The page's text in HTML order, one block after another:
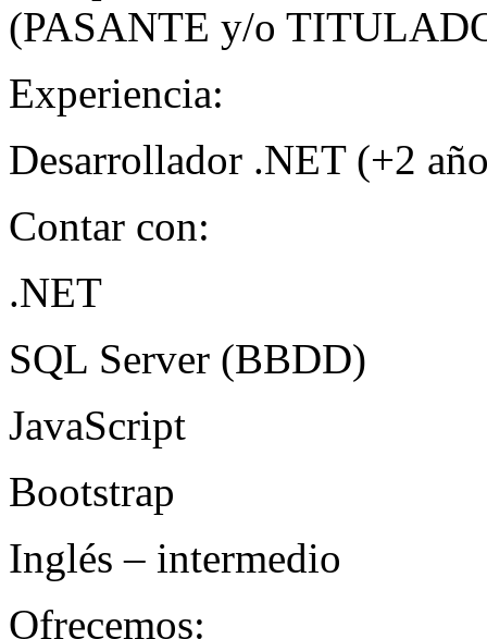
(PASANTE y/o
Experiencia:
Desarrollador .NET (+2
Contar con:
.NET
SQL Server (BBDD)
JavaScript
Bootstrap
Inglés – intermedio
Ofrecemos: